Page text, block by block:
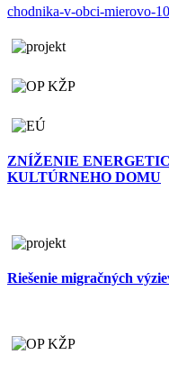
chodnika-v-obci-mierovo-
ZNÍŽENIE
KULTÚRNEHO DOMU
Riešenie migračných